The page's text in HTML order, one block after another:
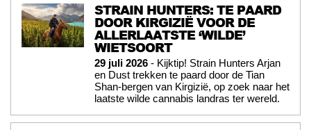
STRAIN HUNTERS: TE PAARD
DOOR KIRGIZIË VOOR DE
ALLERLAATSTE ‘WILDE’
WIETSOORT
29 juli 2026 - Kijktip! Strain Hunters Arjan
en Dust trekken te paard door de Tian
Shan-bergen van Kirgizië, op zoek naar het
laatste wilde cannabis landras ter wereld.